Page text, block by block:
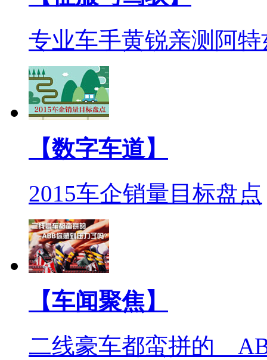
专业车手黄锐亲测阿特
【数字车道】
2015车企销量目标盘点
【车闻聚焦】
二线豪车都蛮拼的